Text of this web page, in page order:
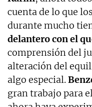
cuenta de lo que
durante mucho
delantero con el
comprensión del
alteración del
algo especial.
gran trabajo para